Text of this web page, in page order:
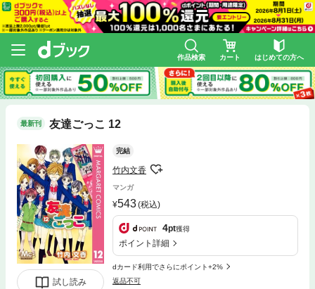
作品検索 カート はじめての方へ
最新刊 友達ごっこ 12
試し読み
完結
竹内文香
マンガ
543(税込)
4pt獲得
ポイント詳細
dカード利用でさらにポイント+2%
返品不可